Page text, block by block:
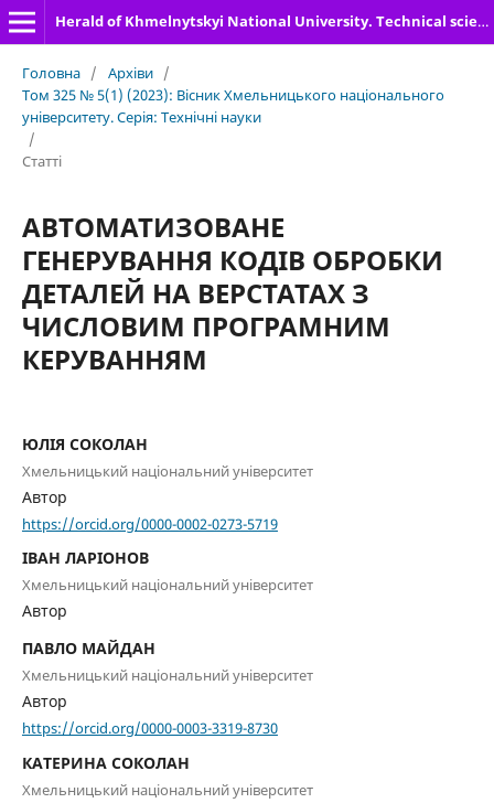
Herald of Khmelnytskyi National University. Technical sciences
Головна / Архіви /
Том 325 № 5(1) (2023): Вісник Хмельницького національного
університету. Серія: Технічні науки
/
Статті
АВТОМАТИЗОВАНЕ
ГЕНЕРУВАННЯ КОДІВ ОБРОБКИ
ДЕТАЛЕЙ НА ВЕРСТАТАХ З
ЧИСЛОВИМ ПРОГРАМНИМ
КЕРУВАННЯМ
ЮЛІЯ СОКОЛАН
Хмельницький національний університет
Автор
https://orcid.org/0000-0002-0273-5719
ІВАН ЛАРІОНОВ
Хмельницький національний університет
Автор
ПАВЛО МАЙДАН
Хмельницький національний університет
Автор
https://orcid.org/0000-0003-3319-8730
КАТЕРИНА СОКОЛАН
Хмельницький національний університет